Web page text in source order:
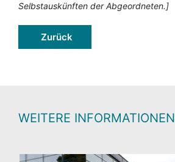
Selbstauskünften der Abgeordneten.]
Zurück
WEITERE INFORMATIONEN